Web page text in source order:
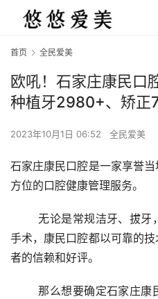
首页 全民爱美
欧吼！石家庄康民口
种植牙2980+、矫
2023年10月1日 06:52 全民爱美
石家庄康民口腔是一家享誉
方位的口腔健康管理服务。
	无论是常规洁牙、拔牙，还是复杂的牙齿矫正、种植
手术，康民口腔都以可靠的
者的信赖和好评。
	那么想要确定石家庄康民口腔收费明细的速来查收这